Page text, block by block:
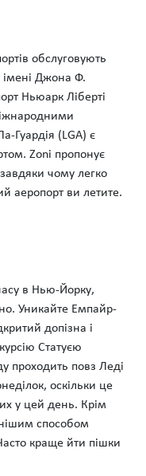
обслуговують
Джона Ф.
Ньюарк Ліберті
Гуардія (LGA) є
Zoni пропонує
чому легко
аеропорт ви летите.
в Нью-Йорку,
Уникайте Емпайр-
допізна і
Статуєю
проходить повз Леді
оскільки це
у цей день. Крім
способом
краще йти пішки